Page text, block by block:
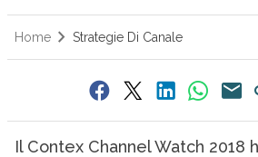
Home Strategie Di Canale
Il Contex Channel Watch 2018